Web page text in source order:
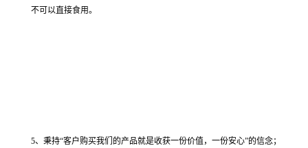
不可以直接食用。
5、秉持“客户购买我们的产品就是收获一份价值，一份安心”的信念；